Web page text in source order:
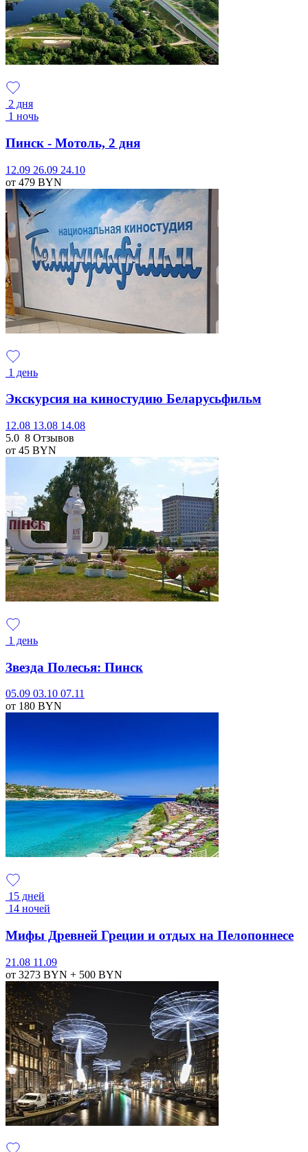
2 дня
1 ночь
Пинск - Мотоль, 2 дня
12.09 26.09 24.10
от 479 BYN
1 день
Экскурсия на киностудию Беларусьфильм
12.08 13.08 14.08
5.0 8 Отзывов
от 45 BYN
1 день
Звезда Полесья: Пинск
05.09 03.10 07.11
от 180 BYN
15 дней
14 ночей
Мифы Древней Греции и отдых на Пелопоннесе
21.08 11.09
от 3273 BYN + 500 BYN